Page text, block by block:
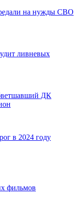
на нужды СВО
ливневых
ДК
в 2024 году
фильмов